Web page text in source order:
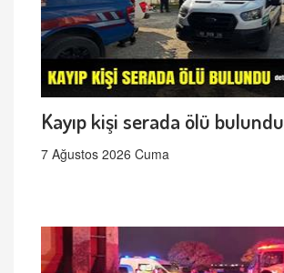
Kayıp kişi serada ölü bulundu
7 Ağustos 2026 Cuma